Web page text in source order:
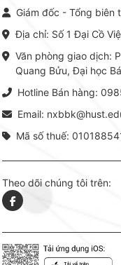
Giám đốc - Tổng biên
Địa chỉ: Số 1 Đại Cồ
Văn phòng giao dịch:
Quang Bửu, Đại học
Hotline Bán hàng:
Email:
Mã số thuế:
Theo dõi chúng tôi trên: